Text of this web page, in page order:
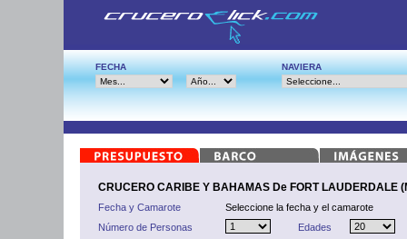
FECHA NAVIERA
CRUCERO CARIBE Y BAHAMAS De FORT LAUDERDALE
Fecha y Camarote
Seleccione la fecha y el camarote
Número de Personas
Edades